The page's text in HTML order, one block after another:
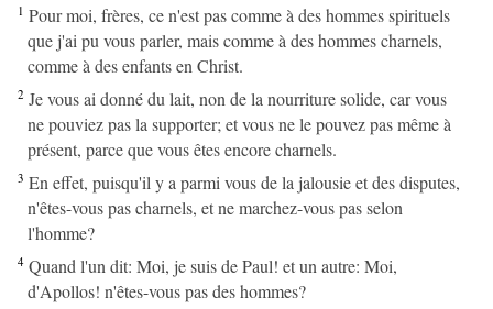
1 Pour moi, frères, ce n'est pas comme à des hommes spirituels
que j'ai pu vous parler, mais comme à des hommes charnels,
comme à des enfants en Christ.
2 Je vous ai donné du lait, non de la nourriture solide, car vous
ne pouviez pas la supporter; et vous ne le pouvez pas même à
présent, parce que vous êtes encore charnels.
3 En effet, puisqu'il y a parmi vous de la jalousie et des disputes,
n'êtes-vous pas charnels, et ne marchez-vous pas selon
l'homme?
4 Quand l'un dit: Moi, je suis de Paul! et un autre: Moi,
d'Apollos! n'êtes-vous pas des hommes?